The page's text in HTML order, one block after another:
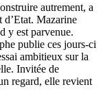
autrement, a
d’Etat. Mazarine
y est parvenue.
publie ces jours-ci
ambitieux sur la
Invitée de
regard, elle revient